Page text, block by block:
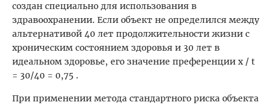
создан специально для использования в
здравоохранении. Если объект не определился между
альтернативой 40 лет продолжительности жизни с
хроническим состоянием здоровья и 30 лет в
идеальном здоровье, его значение преференции х / t
= 30/40 = 0,75 .
При применении метода стандартного риска объекта